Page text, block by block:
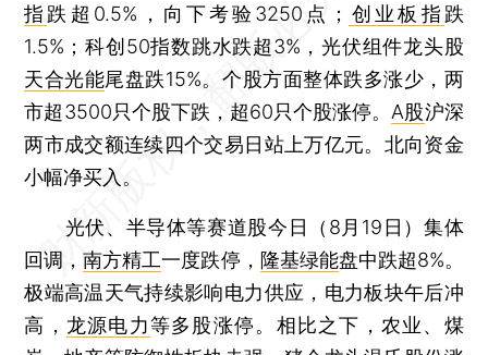
指 跌超0.5%，向下考验3250点； 创业板指 跌
1.5%；科创50指数跳水跌超3%，光伏组件龙头股
天合光能尾盘跌15%。个股方面整体跌多涨少，两
市超3500只个股下跌，超60只个股涨停。 A股沪深
两市成交额连续四个交易日站上万亿元。北向资金
小幅净买入。
光伏、半导体等赛道股今日（8月19日）集体
回调，南方精工一度跌停， 隆基绿能盘中跌超8%。
极端高温天气持续影响电力供应，电力板块午后冲
高， 龙源电力等多股涨停。相比之下，农业、煤